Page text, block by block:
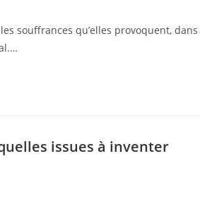
souffrances qu’elles provoquent, dans
issues à inventer